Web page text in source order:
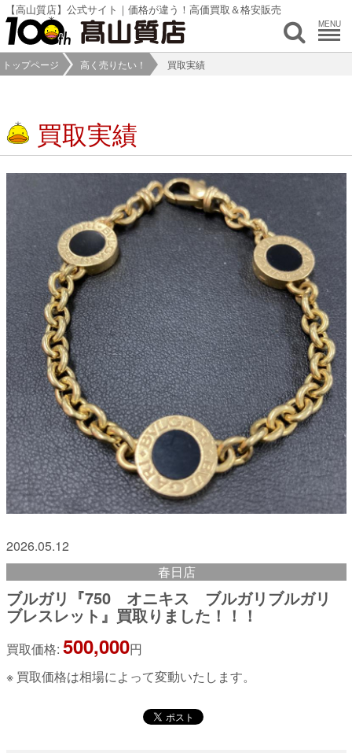
【高山質店】公式サイト｜価格が違う！高価買取＆格安販売
MENU
トップページ 高く売りたい！ 買取実績
買取実績
2026.05.12
春日店
ブルガリ『750 オニキス ブルガリブルガリ
ブレスレット』買取りました！！！
買取価格: 500,000円
※ 買取価格は相場によって変動いたします。